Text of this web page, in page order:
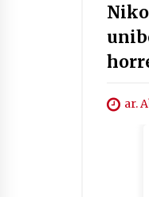
ar.